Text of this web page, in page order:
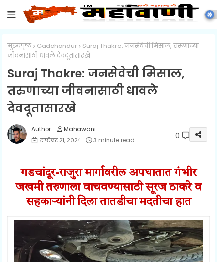
मुख्यपृष्ठ Gadchandur
Suraj Thakre: जनसेवेची मिसाल, तरुणाच्या
जीवनासाठी धावले देवदूतासारखे
Suraj Thakre: जनसेवेची मिसाल,
तरुणाच्या जीवनासाठी धावले
देवदूतासारखे
Mahawani
सप्टेंबर २१, २०२४
3 minute read 0
गडचांदूर-राजुरा मार्गावरील अपघातात गंभीर
जखमी तरुणाला वाचवण्यासाठी सूरज ठाकरे व
सहकाऱ्यांनी दिला तातडीचा मदतीचा हात